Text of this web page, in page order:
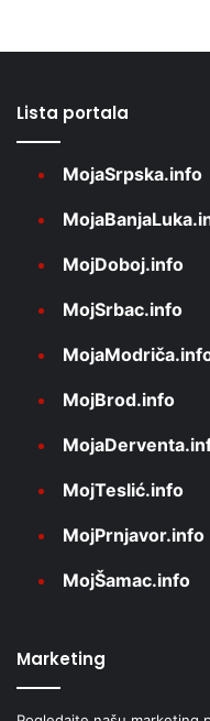
Lista portala
MojaSrpska.info
MojDoboj.info
MojSrbac.info
MojBrod.info
MojTeslić.info
MojPrnjavor.info
MojŠamac.info
Marketing